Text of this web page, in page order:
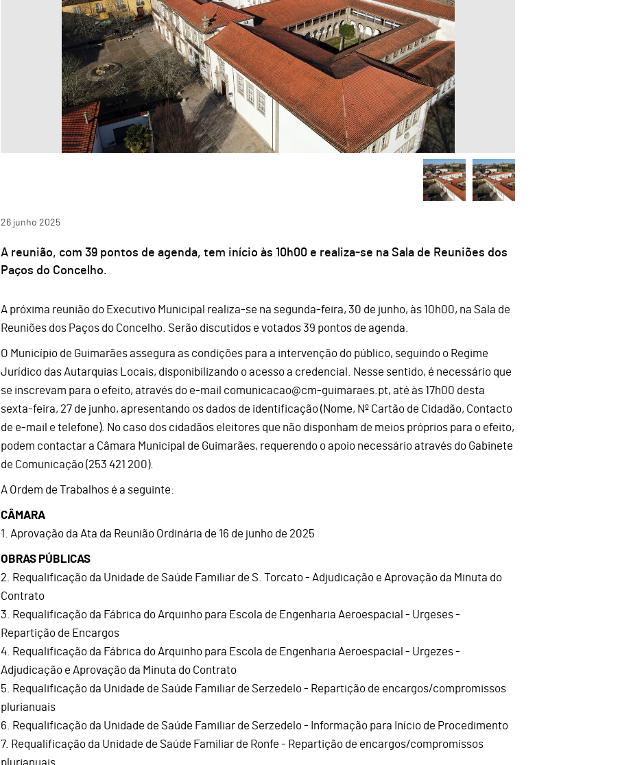
26 junho 2025
A reunião, com 39 pontos de agenda, tem início às 10h00 e realiza-se na Sala de Reuniões dos
Paços do Concelho.
A próxima reunião do Executivo Municipal realiza-se na segunda-feira, 30 de junho, às 10h00, na Sala de
Reuniões dos Paços do Concelho. Serão discutidos e votados 39 pontos de agenda.
O Município de Guimarães assegura as condições para a intervenção do público, seguindo o Regime
Jurídico das Autarquias Locais, disponibilizando o acesso a credencial. Nesse sentido, é necessário que
se inscrevam para o efeito, através do e-mail comunicacao@cm-guimaraes.pt, até às 17h00 desta
sexta-feira, 27 de junho, apresentando os dados de identificação (Nome, Nº Cartão de Cidadão, Contacto
de e-mail e telefone). No caso dos cidadãos eleitores que não disponham de meios próprios para o efeito,
podem contactar a Câmara Municipal de Guimarães, requerendo o apoio necessário através do Gabinete
de Comunicação (253 421 200).
A Ordem de Trabalhos é a seguinte:
CÂMARA
1. Aprovação da Ata da Reunião Ordinária de 16 de junho de 2025
OBRAS PÚBLICAS
2. Requalificação da Unidade de Saúde Familiar de S. Torcato - Adjudicação e Aprovação da Minuta do
Contrato
3. Requalificação da Fábrica do Arquinho para Escola de Engenharia Aeroespacial - Urgeses -
Repartição de Encargos
4. Requalificação da Fábrica do Arquinho para Escola de Engenharia Aeroespacial - Urgezes -
Adjudicação e Aprovação da Minuta do Contrato
5. Requalificação da Unidade de Saúde Familiar de Serzedelo - Repartição de encargos/compromissos
plurianuais
6. Requalificação da Unidade de Saúde Familiar de Serzedelo - Informação para Início de Procedimento
7. Requalificação da Unidade de Saúde Familiar de Ronfe - Repartição de encargos/compromissos
plurianuais